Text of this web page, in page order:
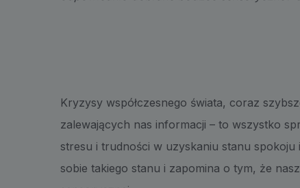
Kryzysy współczesnego świata, coraz
zalewających nas informacji – to wszystko
stresu i trudności w uzyskaniu stanu
sobie takiego stanu i zapomina o tym, że